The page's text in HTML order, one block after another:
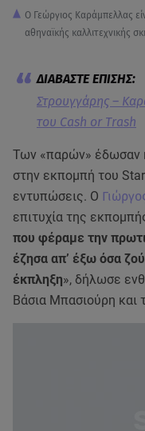
Ο Γεώργιος Καράμπελλας
αθηναϊκής καλλιτεχνικής
Στρουγγάρης –
του Cash or Trash
Των «παρών» έδωσαν
στην εκπομπή του Star
εντυπώσεις. Ο
επιτυχία της
που φέραμε την
έζησα απ’ έξω όσα
έκπληξη», δήλωσε
Βάσια Μπασιούρη και